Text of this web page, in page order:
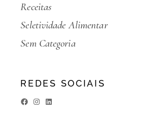
Receitas
Seletividade Alimentar
Sem Categoria
REDES SOCIAIS